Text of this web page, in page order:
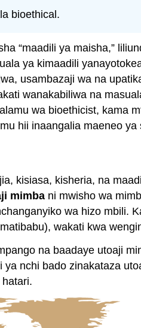
bioethical.
“maadili ya maisha,”
ya kimaadili
usambazaji wa na
wanakabiliwa na
wa bioethicist, kama
hii inaangalia maeneo
kisiasa, kisheria, na
mimba ni mwisho wa
wa hizo mbili.
wakati kwa
na baadaye utoaji
nchi bado zinakataza